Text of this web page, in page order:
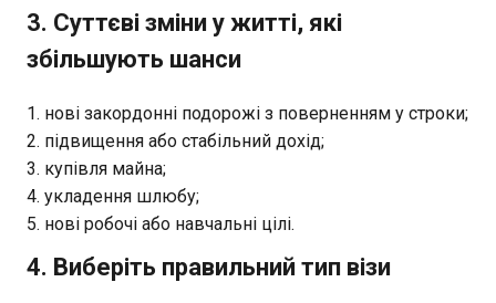
3. Суттєві зміни у житті, які
збільшують шанси
нові закордонні подорожі з поверненням у строки;
підвищення або стабільний дохід;
купівля майна;
укладення шлюбу;
нові робочі або навчальні цілі.
4. Виберіть правильний тип візи